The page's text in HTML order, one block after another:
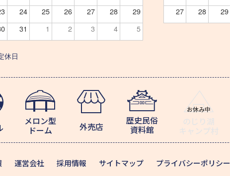
24 25 26 27 28
29
31 1 2 3 4 5
27
28 29
休日
メロン型
ドーム 外売店
歴史民俗
資料館
のじり湖
キャンプ村
運営会社 採用情報 サイトマップ プライバシーポリシー